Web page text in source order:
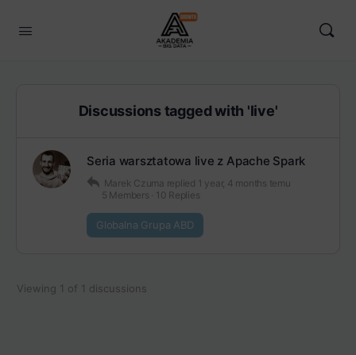
Discussions tagged with 'live'
Seria warsztatowa live z Apache Spark
Marek Czuma replied 1 year, 4 months temu
5 Members · 10 Replies
Globalna Grupa ABD
Viewing 1 of 1 discussions